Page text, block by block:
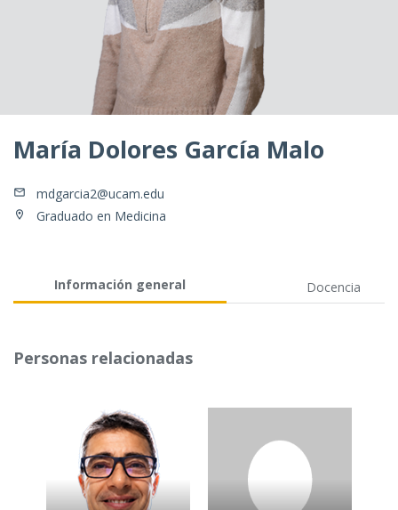
María Dolores García Malo
mdgarcia2@ucam.edu
Graduado en Medicina
Información general Docencia
Personas relacionadas